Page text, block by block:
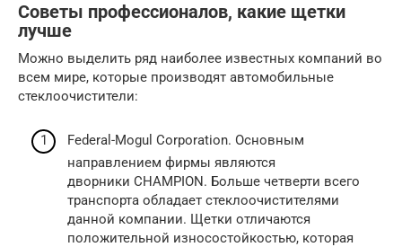
Советы профессионалов, какие щетки
лучше
Можно выделить ряд наиболее известных компаний во
всем мире, которые производят автомобильные
стеклоочистители:
Federal-Mogul Corporation. Основным
направлением фирмы являются
дворники CHAMPION. Больше четверти всего
транспорта обладает стеклоочистителями
данной компании. Щетки отличаются
положительной износостойкостью, которая